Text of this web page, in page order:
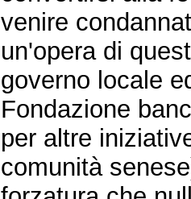
venire
un'opera di
governo locale
Fondazione
per altre
comunità